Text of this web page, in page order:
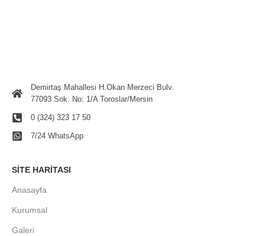
Demirtaş Mahallesi H.Okan Merzeci Bulv.
77093 Sok. No: 1/A Toroslar/Mersin
0 (324) 323 17 50
7/24 WhatsApp
SITE HARITASI
Anasayfa
Kurumsal
Galeri